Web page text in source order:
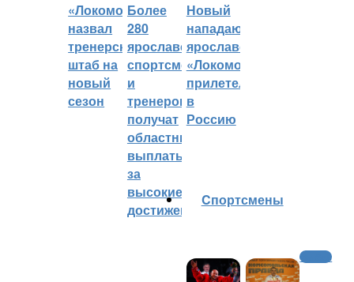
«Локомотив»
назвал
тренерский
штаб на
новый
сезон
Более
280
ярославских
спортсменов
и
тренеров
получат
областные
выплаты
за
высокие
достижения
Новый
нападающий
ярославского
«Локомотива»
прилетел
в
Россию
Cпортсмены
Футбол